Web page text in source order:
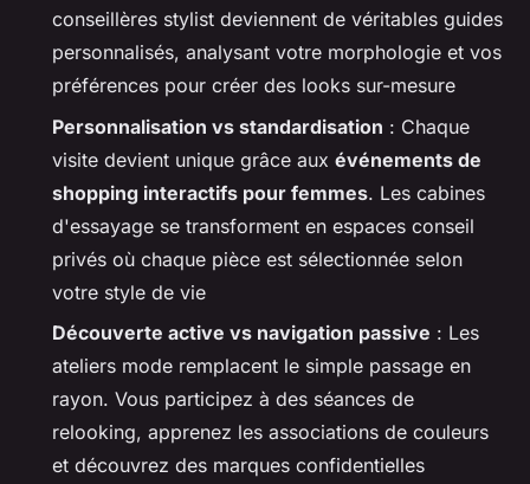
conseillères stylist deviennent de véritables guides
personnalisés, analysant votre morphologie et vos
préférences pour créer des looks sur-mesure
Personnalisation vs standardisation : Chaque
visite devient unique grâce aux événements de
shopping interactifs pour femmes. Les cabines
d'essayage se transforment en espaces conseil
privés où chaque pièce est sélectionnée selon
votre style de vie
Découverte active vs navigation passive : Les
ateliers mode remplacent le simple passage en
rayon. Vous participez à des séances de
relooking, apprenez les associations de couleurs
et découvrez des marques confidentielles